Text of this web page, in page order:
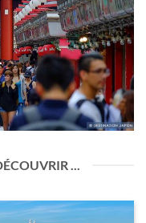
...